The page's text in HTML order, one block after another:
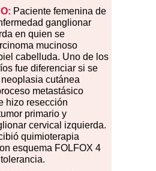
Paciente femenina de
ganglionar
en quien se
mucinoso
cabelluda. Uno de los
fue diferenciar si se
cutánea
metastásico
hizo resección
primario y
cervical izquierda.
quimioterapia
esquema FOLFOX 4